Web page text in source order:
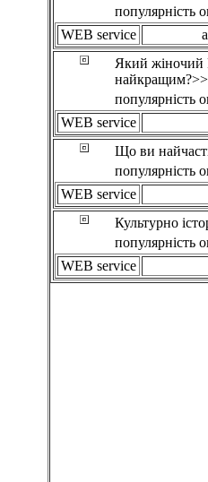
популярність
WEB service
Який жіночий
найкращим?>>
популярність
WEB service
Що ви
популярність
WEB service
Культурно
популярність
WEB service